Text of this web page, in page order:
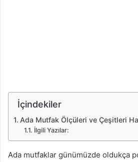
İçindekiler
Ada Mutfak Ölçüleri ve Çeşitleri
İlgili Yazılar:
Ada mutfaklar günümüzde oldukça